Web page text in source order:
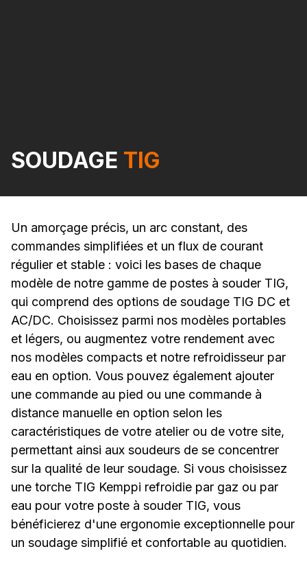
SOUDAGE TIG
Un amorçage précis, un arc constant, des
commandes simplifiées et un flux de courant
régulier et stable : voici les bases de chaque
modèle de notre gamme de postes à souder TIG,
qui comprend des options de soudage TIG DC et
AC/DC. Choisissez parmi nos modèles portables
et légers, ou augmentez votre rendement avec
nos modèles compacts et notre refroidisseur par
eau en option. Vous pouvez également ajouter
une commande au pied ou une commande à
distance manuelle en option selon les
caractéristiques de votre atelier ou de votre site,
permettant ainsi aux soudeurs de se concentrer
sur la qualité de leur soudage. Si vous choisissez
une torche TIG Kemppi refroidie par gaz ou par
eau pour votre poste à souder TIG, vous
bénéficierez d'une ergonomie exceptionnelle pour
un soudage simplifié et confortable au quotidien.